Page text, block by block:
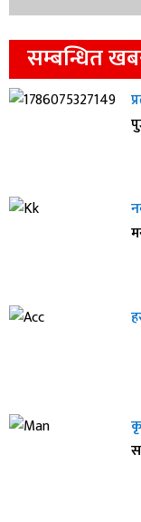
सम्बन्धित